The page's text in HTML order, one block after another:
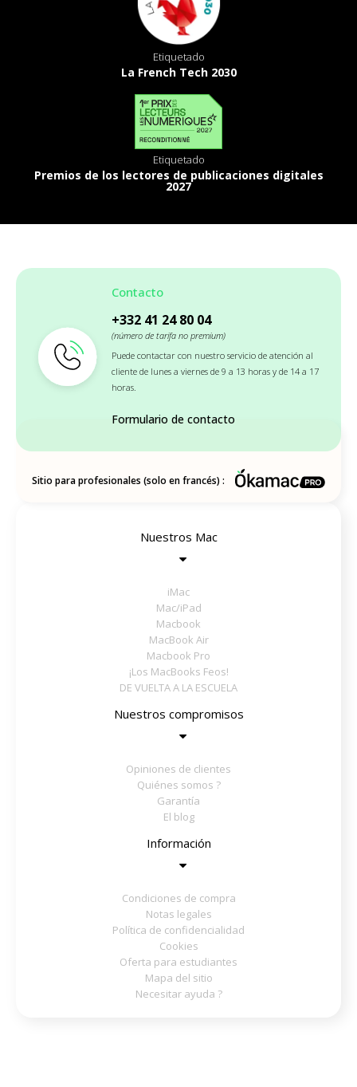
Etiquetado
La French Tech 2030
Etiquetado
Premios de los lectores de publicaciones digitales
2027
Contacto
+332 41 24 80 04
(número de tarifa no premium)
Puede contactar con nuestro servicio de atención al
cliente de lunes a viernes de 9 a 13 horas y de 14 a 17
horas.
Formulario de contacto
Sitio para profesionales (solo en francés) :
Nuestros Mac
iMac
Mac/iPad
Macbook
MacBook Air
Macbook Pro
¡Los MacBooks Feos!
DE VUELTA A LA ESCUELA
Nuestros compromisos
Opiniones de clientes
Quiénes somos ?
Garantía
El blog
Información
Condiciones de compra
Notas legales
Política de confidencialidad
Cookies
Oferta para estudiantes
Mapa del sitio
Necesitar ayuda ?